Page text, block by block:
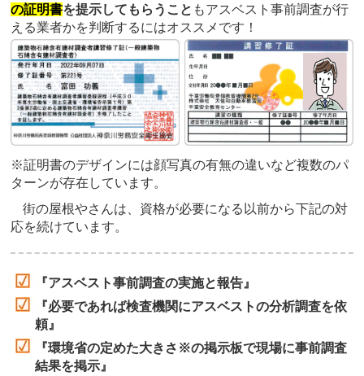
の証明書を提示してもらうこと もアスベスト事前調査が行
える業者かを判断するにはオススメです！
※証明書のデザインには顔写真の有無の違いなど複数のパ
ターンが存在しています。
街の屋根やさんは、資格が必要になる以前から下記の対
応を続けています。
『アスベスト事前調査の実施と報告』
『必要であれば検査機関にアスベストの分析調査を依
頼』
『環境省の定めた大きさ※の掲示板で現場に事前調査
結果を掲示』